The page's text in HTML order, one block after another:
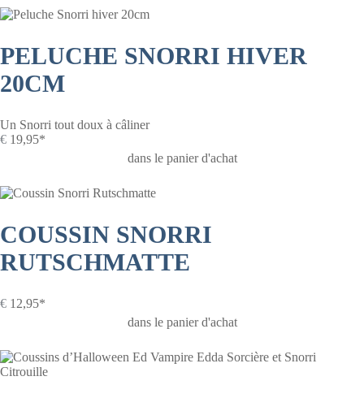
PELUCHE SNORRI HIVER
20CM
Un Snorri tout doux à câliner
€ 19,95*
dans le panier d'achat
COUSSIN SNORRI
RUTSCHMATTE
€ 12,95*
dans le panier d'achat